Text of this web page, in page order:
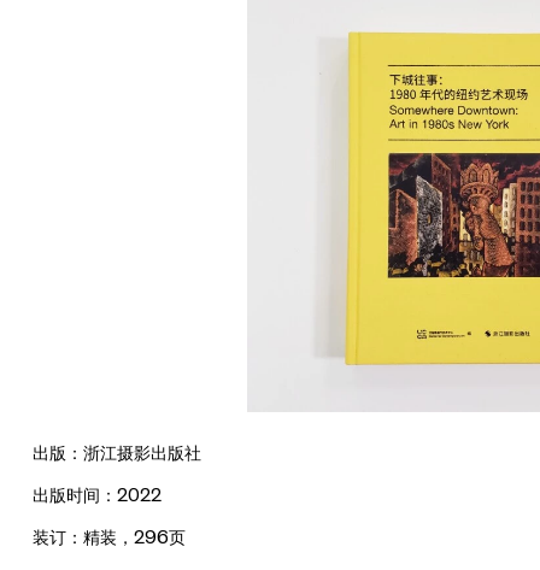
出版：浙江摄影出版社
出版时间：2022
装订：精装，296页